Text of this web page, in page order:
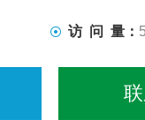
访 问 量：